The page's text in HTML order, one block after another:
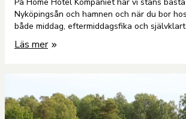
Nyköpingsån och hamnen och när du bor
både middag, eftermiddagsfika och
Läs mer